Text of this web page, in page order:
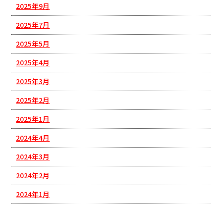
2025年9月
2025年7月
2025年5月
2025年4月
2025年3月
2025年2月
2025年1月
2024年4月
2024年3月
2024年2月
2024年1月